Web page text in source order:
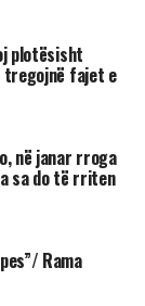
plotësisht
tregojnë fajet e
në janar rroga
sa do të rriten
Rama